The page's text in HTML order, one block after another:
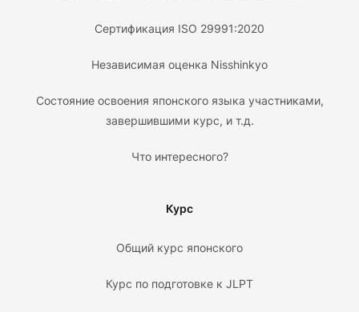
Сертификация ISO 29991:2020
Независимая оценка Nisshinkyo
Состояние освоения японского языка участниками,
завершившими курс, и т.д.
Что интересного?
Курс
Общий курс японского
Курс по подготовке к JLPT